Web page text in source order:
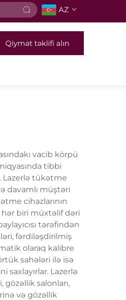
AZ
Qiymət təklifi alın
vacib körpü
tibbi
Lazerlə tükətme
davamlı müştəri
cihazlarının
hər biri müxtəlif dəri
tərəfindən
fərdiləşdirilmiş
olaraq kalibre
sahələri ilə isə
Lazerlə
salonları,
və gözəllik